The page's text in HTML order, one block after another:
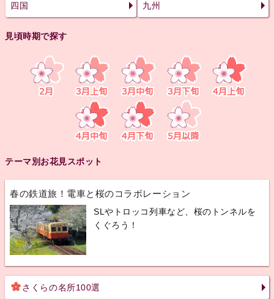
四国 九州
見頃時期で探す
テーマ別お花見スポット
春の鉄道旅！電車と桜のコラボレーション
SLやトロッコ列車など、桜のトンネルを
くぐろう！
さくらの名所100選